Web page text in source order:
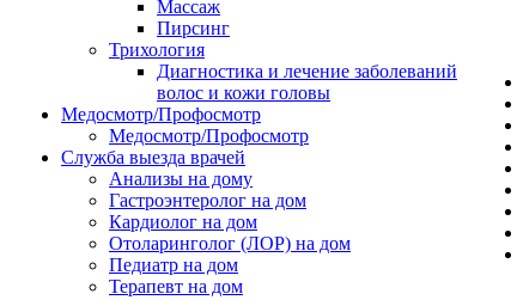
Массаж
Пирсинг
Трихология
Диагностика и лечение заболеваний
волос и кожи головы
Медосмотр/Профосмотр
Медосмотр/Профосмотр
Служба выезда врачей
Анализы на дому
Гастроэнтеролог на дом
Кардиолог на дом
Отоларинголог (ЛОР) на дом
Педиатр на дом
Терапевт на дом